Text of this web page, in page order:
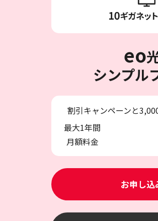
eo
シンプル
割引キャンペーンと
最大1年間
月額料金
お申し込